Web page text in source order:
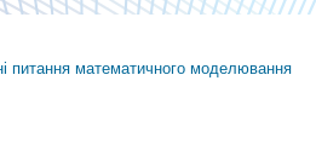
питання математичного моделювання